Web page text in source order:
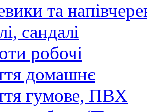
та
сандалі
робочі
домашнє
гумове, ПВХ